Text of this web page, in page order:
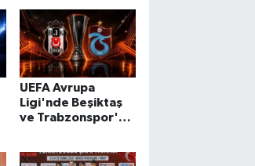
UEFA Avrupa
Ligi'nde Beşiktaş
ve Trabzonspor'un